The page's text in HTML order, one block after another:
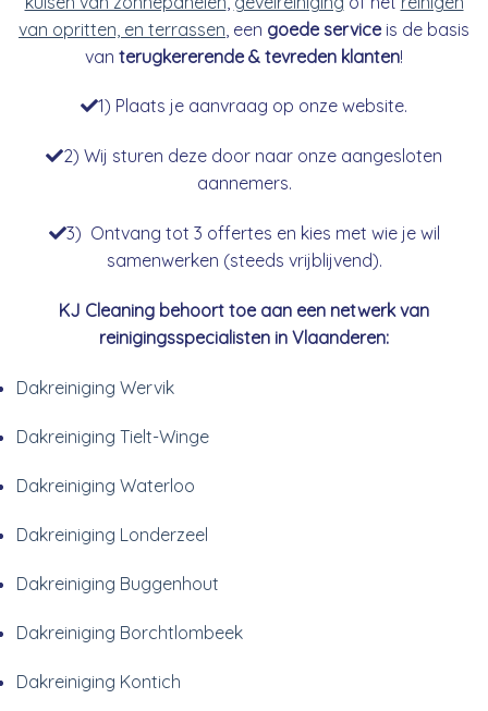
van opritten, en terrassen , een goede serviceis de basis
van terugkererende & tevreden klanten!
1) Plaats je aanvraag op onze website.
2) Wij sturen deze door naar onze aangesloten
aannemers.
3) Ontvang tot 3 offertes en kies met wie je wil
samenwerken (steeds vrijblijvend).
KJ Cleaning behoort toe aan een netwerk van
reinigingsspecialisten in Vlaanderen:
Dakreiniging Wervik
Dakreiniging Tielt-Winge
Dakreiniging Waterloo
Dakreiniging Londerzeel
Dakreiniging Buggenhout
Dakreiniging Borchtlombeek
Dakreiniging Kontich